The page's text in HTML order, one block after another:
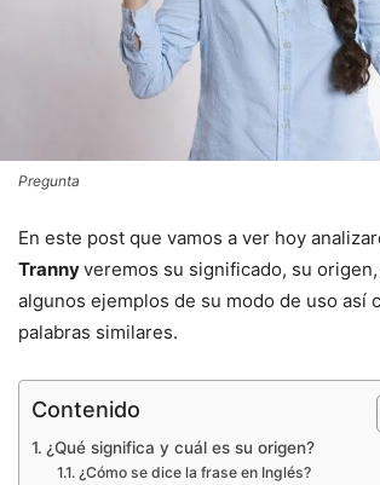
Pregunta
En este post que vamos a ver hoy
Trannyveremos su significado, su
algunos ejemplos de su modo de uso así
palabras similares.
Contenido
¿Qué significa y cuál es su origen?
¿Cómo se dice la frase en Inglés?